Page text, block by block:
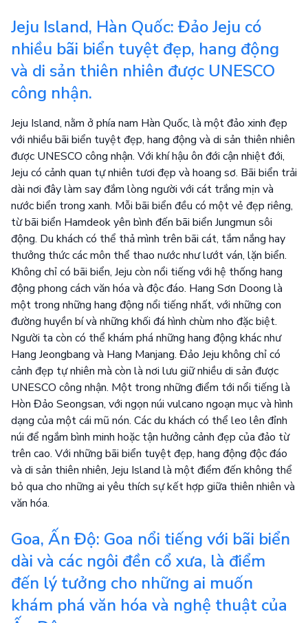
Jeju Island, Hàn Quốc: Đảo Jeju có
nhiều bãi biển tuyệt đẹp, hang động
và di sản thiên nhiên được UNESCO
công nhận.
Jeju Island, nằm ở phía nam Hàn Quốc, là một đảo xinh đẹp
với nhiều bãi biển tuyệt đẹp, hang động và di sản thiên nhiên
được UNESCO công nhận. Với khí hậu ôn đới cận nhiệt đới,
Jeju có cảnh quan tự nhiên tươi đẹp và hoang sơ. Bãi biển trải
dài nơi đây làm say đắm lòng người với cát trắng mịn và
nước biển trong xanh. Mỗi bãi biển đều có một vẻ đẹp riêng,
từ bãi biển Hamdeok yên bình đến bãi biển Jungmun sôi
động. Du khách có thể thả mình trên bãi cát, tắm nắng hay
thưởng thức các môn thể thao nước như lướt ván, lặn biển.
Không chỉ có bãi biển, Jeju còn nổi tiếng với hệ thống hang
động phong cách văn hóa và độc đáo. Hang Sơn Doong là
một trong những hang động nổi tiếng nhất, với những con
đường huyền bí và những khối đá hình chùm nho đặc biệt.
Người ta còn có thể khám phá những hang động khác như
Hang Jeongbang và Hang Manjang. Đảo Jeju không chỉ có
cảnh đẹp tự nhiên mà còn là nơi lưu giữ nhiều di sản được
UNESCO công nhận. Một trong những điểm tới nổi tiếng là
Hòn Đảo Seongsan, với ngọn núi vulcano ngoạn mục và hình
dạng của một cái mũ nón. Các du khách có thể leo lên đỉnh
núi để ngắm bình minh hoặc tận hưởng cảnh đẹp của đảo từ
trên cao. Với những bãi biển tuyệt đẹp, hang động độc đáo
và di sản thiên nhiên, Jeju Island là một điểm đến không thể
bỏ qua cho những ai yêu thích sự kết hợp giữa thiên nhiên và
văn hóa.
Goa, Ấn Độ: Goa nổi tiếng với bãi biển
dài và các ngôi đền cổ xưa, là điểm
đến lý tưởng cho những ai muốn
khám phá văn hóa và nghệ thuật của